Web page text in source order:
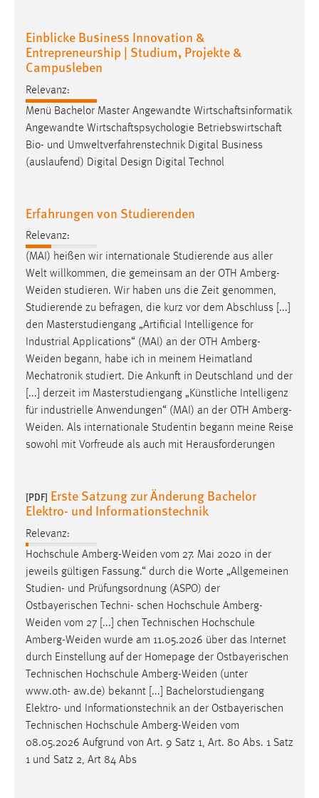
Einblicke Business Innovation &
Entrepreneurship | Studium, Projekte &
Campusleben
Relevanz:
Menü Bachelor Master Angewandte Wirtschaftsinformatik
Angewandte Wirtschaftspsychologie Betriebswirtschaft
Bio- und Umweltverfahrenstechnik Digital Business
(auslaufend) Digital Design Digital Technol
Erfahrungen von Studierenden
Relevanz:
(MAI) heißen wir internationale Studierende aus aller
Welt willkommen, die gemeinsam an der OTH Amberg-
Weiden studieren. Wir haben uns die Zeit genommen,
Studierende zu befragen, die kurz vor dem Abschluss [...]
den Masterstudiengang „Artificial Intelligence for
Industrial Applications“ (MAI) an der OTH Amberg-
Weiden begann, habe ich in meinem Heimatland
Mechatronik studiert. Die Ankunft in Deutschland und der
[...] derzeit im Masterstudiengang „Künstliche Intelligenz
für industrielle Anwendungen“ (MAI) an der OTH Amberg-
Weiden. Als internationale Studentin begann meine Reise
sowohl mit Vorfreude als auch mit Herausforderungen
[PDF] Erste Satzung zur Änderung Bachelor
Elektro- und Informationstechnik
Relevanz:
Hochschule Amberg-Weiden vom 27. Mai 2020 in der
jeweils gültigen Fassung.“ durch die Worte „Allgemeinen
Studien- und Prüfungsordnung (ASPO) der
Ostbayerischen Techni- schen Hochschule Amberg-
Weiden vom 27 [...] chen Technischen Hochschule
Amberg-Weiden wurde am 11.05.2026 über das Internet
durch Einstellung auf der Homepage der Ostbayerischen
Technischen Hochschule Amberg-Weiden (unter
www.oth- aw.de) bekannt [...] Bachelorstudiengang
Elektro- und Informationstechnik an der Ostbayerischen
Technischen Hochschule Amberg-Weiden vom
08.05.2026 Aufgrund von Art. 9 Satz 1, Art. 80 Abs. 1 Satz
1 und Satz 2, Art 84 Abs